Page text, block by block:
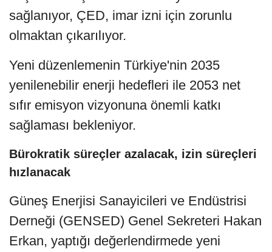
sağlanıyor, ÇED, imar izni için zorunlu
olmaktan çıkarılıyor.
Yeni düzenlemenin Türkiye'nin 2035
yenilenebilir enerji hedefleri ile 2053 net
sıfır emisyon vizyonuna önemli katkı
sağlaması bekleniyor.
Bürokratik süreçler azalacak, izin süreçleri
hızlanacak
Güneş Enerjisi Sanayicileri ve Endüstrisi
Derneği (GENSED) Genel Sekreteri Hakan
Erkan, yaptığı değerlendirmede yeni